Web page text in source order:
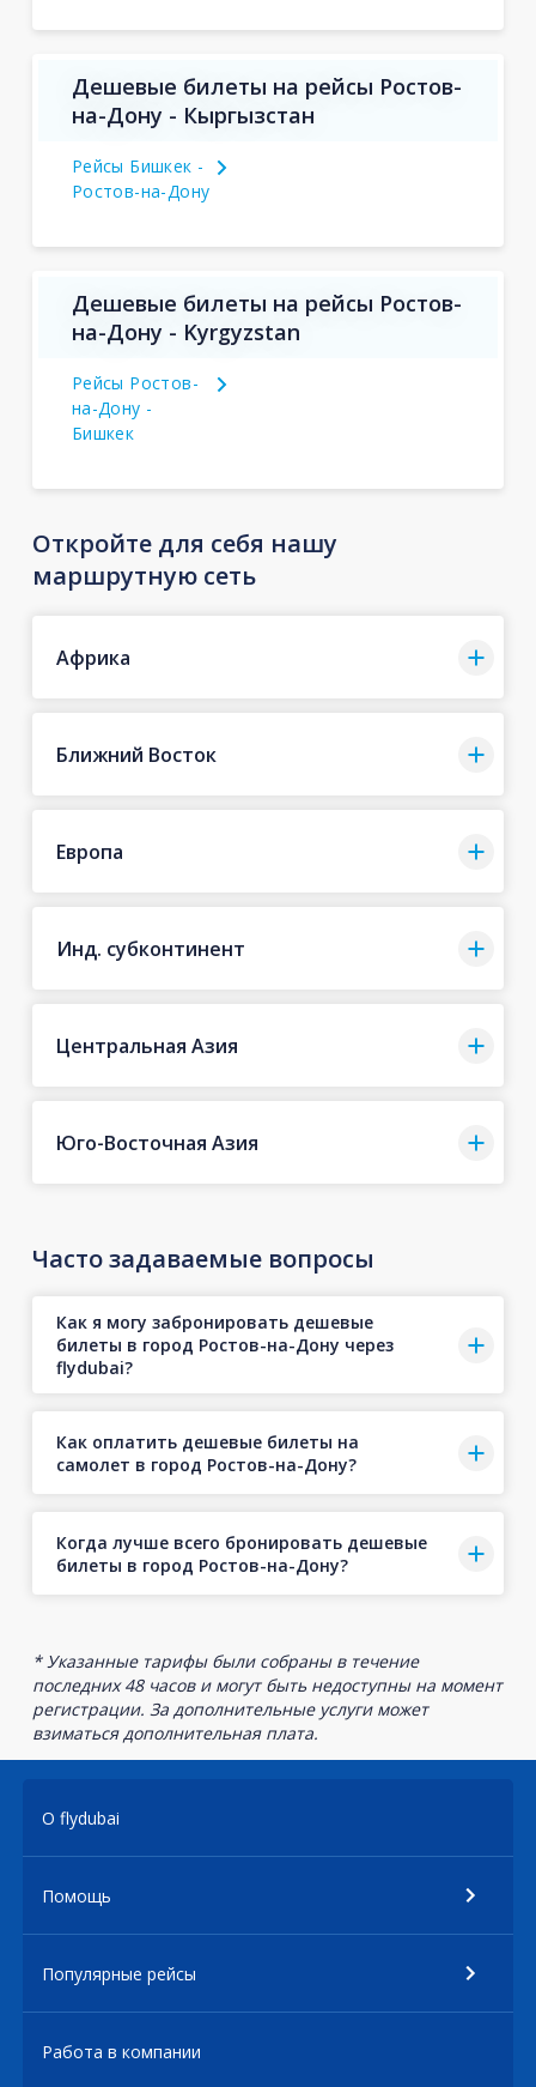
Дешевые билеты на рейсы Ростов-
на-Дону - Кыргызстан
Рейсы Бишкек -
Ростов-на-Дону
Дешевые билеты на рейсы Ростов-
на-Дону - Kyrgyzstan
Рейсы Ростов-
на-Дону -
Бишкек
Откройте для себя нашу
маршрутную сеть
Африка
Ближний Восток
Европа
Инд. субконтинент
Центральная Азия
Юго-Восточная Азия
Часто задаваемые вопросы
Как я могу забронировать дешевые
билеты в город Ростов-на-Дону через
flydubai?
Как оплатить дешевые билеты на
самолет в город Ростов-на-Дону?
Когда лучше всего бронировать дешевые
билеты в город Ростов-на-Дону?
* Указанные тарифы были собраны в течение
последних 48 часов и могут быть недоступны на момент
регистрации. За дополнительные услуги может
взиматься дополнительная плата.
О flydubai
Помощь
Популярные рейсы
Работа в компании